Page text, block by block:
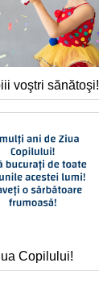
voştri sănătoşi!
Copilului!